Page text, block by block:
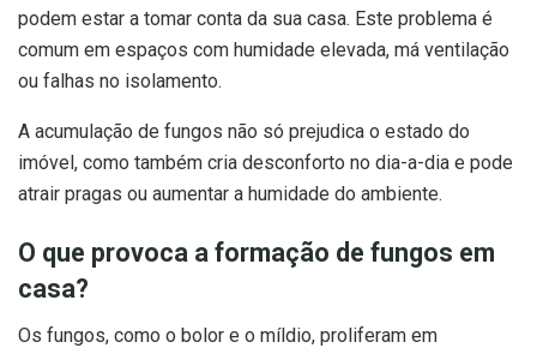
podem estar a tomar conta da sua casa. Este problema é
comum em espaços com humidade elevada, má ventilação
ou falhas no isolamento.
A acumulação de fungos não só prejudica o estado do
imóvel, como também cria desconforto no dia-a-dia e pode
atrair pragas ou aumentar a humidade do ambiente.
O que provoca a formação de fungos em
casa?
Os fungos, como o bolor e o míldio, proliferam em